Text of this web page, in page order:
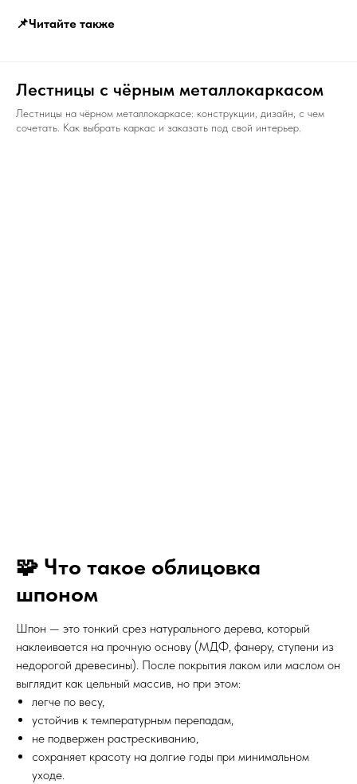
📌Читайте также
Лестницы с чёрным металлокаркасом
Лестницы на чёрном металлокаркасе: конструкции, дизайн, с чем
сочетать. Как выбрать каркас и заказать под свой интерьер.
🧩 Что такое облицовка
шпоном
Шпон — это тонкий срез натурального дерева, который
наклеивается на прочную основу (МДФ, фанеру, ступени из
недорогой древесины). После покрытия лаком или маслом он
выглядит как цельный массив, но при этом:
легче по весу,
устойчив к температурным перепадам,
не подвержен растрескиванию,
сохраняет красоту на долгие годы при минимальном
уходе.